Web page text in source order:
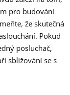
pro budování
že skutečná
Pokud
posluchač,
sbližování se s